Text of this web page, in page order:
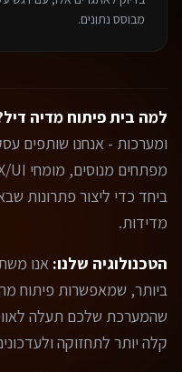
מבוסס נתונים.
למה בית פיתוח מדיה
ומערכות - אנחנו שותפים
ביחד כדי ליצור פתרונות
מדידות.
הטכנולוגיה שלנו: אנו
שהמערכת שלכם תעלה
קלה יותר לתחזוקה